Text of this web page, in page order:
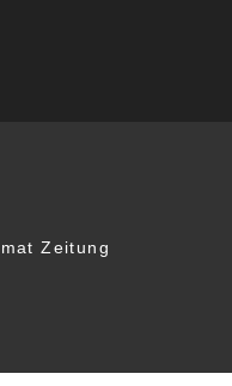
Zeitung